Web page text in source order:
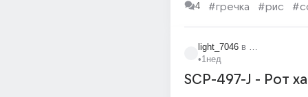
4 #гречка #рис
light_7046 в А сейчас
•1нед
SCP-497-J - Рот